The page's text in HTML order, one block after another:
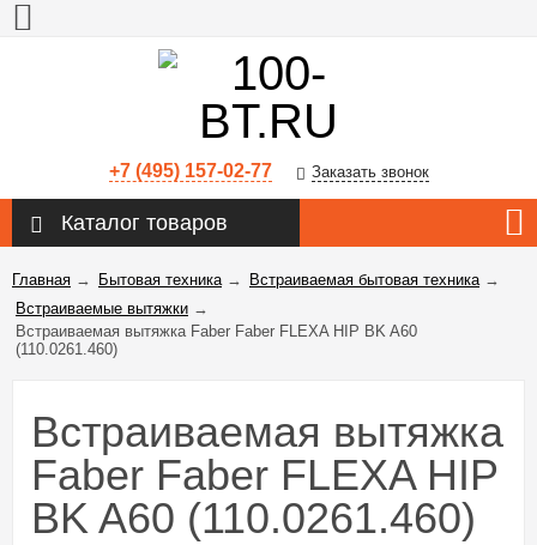
+7 (495) 157-02-77 Заказать звонок
Каталог товаров
Главная → Бытовая техника→ Встраиваемая бытовая техника→
Встраиваемые вытяжки →
Встраиваемая вытяжка Faber Faber FLEXA HIP BK A60
(110.0261.460)
Встраиваемая вытяжка
Faber Faber FLEXA HIP
BK A60 (110.0261.460)